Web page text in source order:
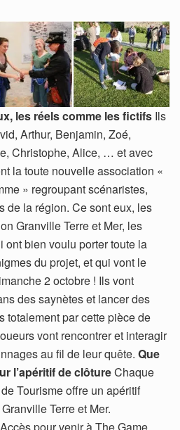
les réels comme les fictifs Ils
Arthur, Benjamin, Zoé,
Christophe, Alice, … et avec
la toute nouvelle association «
» regroupant scénaristes,
de la région. Ce sont eux, les
Granville Terre et Mer, les
ont bien voulu porter toute la
du projet, et qui vont le
2 octobre ! Ils vont
des saynètes et lancer des
totalement par cette pièce de
vont rencontrer et interagir
au fil de leur quête. Que
l’apéritif de clôtureChaque
Tourisme offre un apéritif
Terre et Mer.
Accès pour venir à The Game